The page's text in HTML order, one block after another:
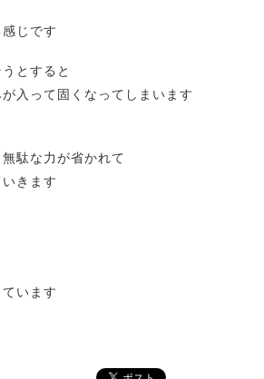
じです
とすると
入って固くなってしまいます
駄な力が省かれて
きます
います